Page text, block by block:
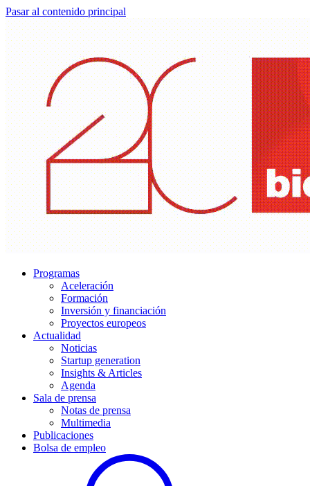
Pasar al contenido principal
Programas
Aceleración
Formación
Inversión y financiación
Proyectos europeos
Actualidad
Noticias
Startup generation
Insights & Articles
Agenda
Sala de prensa
Notas de prensa
Multimedia
Publicaciones
Bolsa de empleo